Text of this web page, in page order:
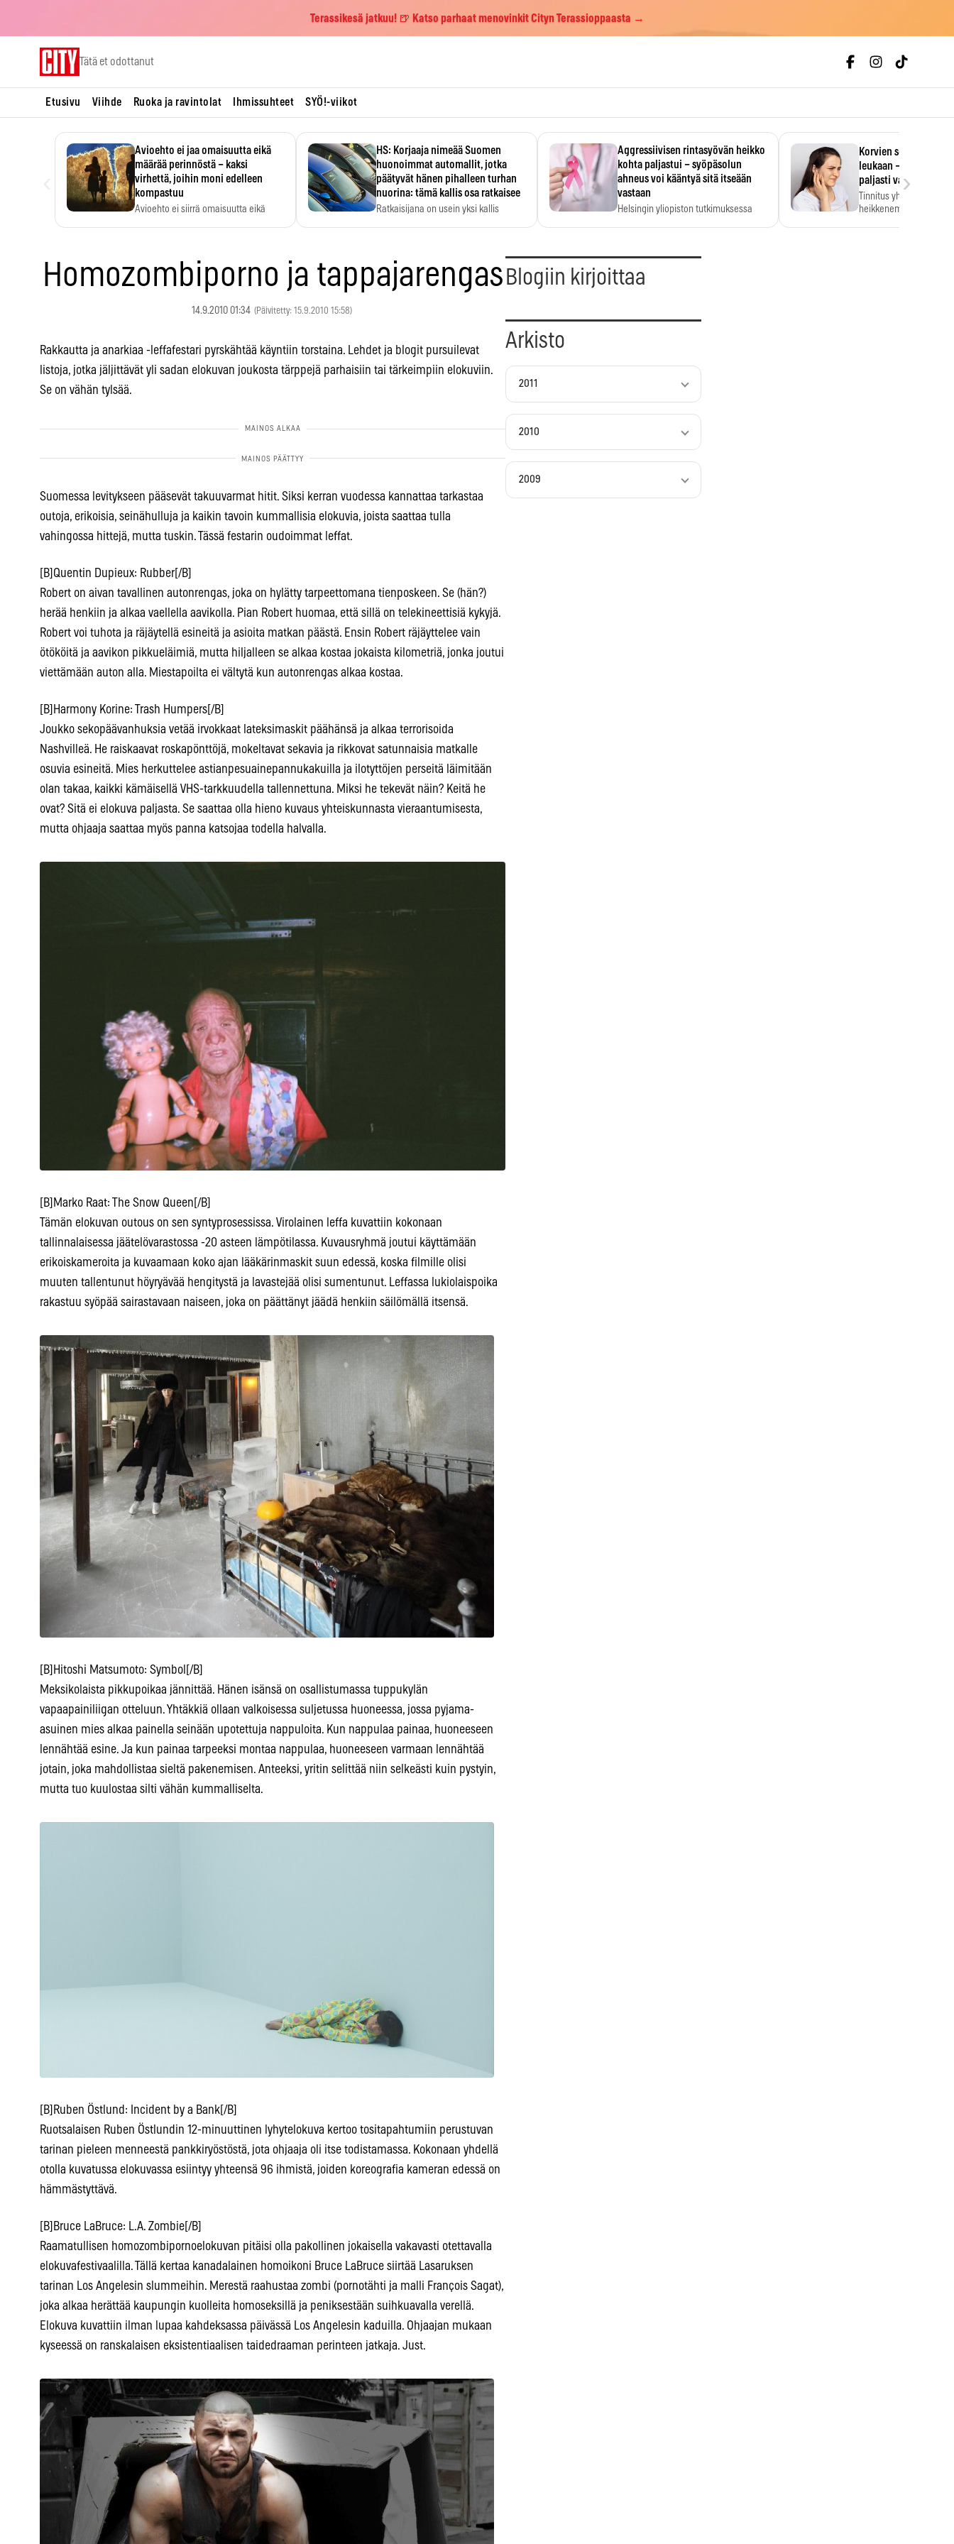
Terassikesä jatkuu! 🍺 Katso parhaat menovinkit Cityn Terassioppaasta →
Tätä et odottanut
Etusivu Viihde Ruoka ja ravintolat Ihmissuhteet SYÖ!-viikot
Avioehto ei jaa omaisuutta eikä
määrää perinnöstä – kaksi
virhettä, joihin moni edelleen
kompastuu
Avioehto ei siirrä omaisuutta eikä
HS: Korjaaja nimeää Suomen
huonoimmat automallit, jotka
päätyvät hänen pihalleen turhan
nuorina: tämä kallis osa ratkaisee
Ratkaisijana on usein yksi kallis
Aggressiivisen rintasyövän heikko
kohta paljastui – syöpäsolun
ahneus voi kääntyä sitä itseään
vastaan
Helsingin yliopiston tutkimuksessa
Korvien soiminen
leukaan – 47 349
paljasti vahvan
Tinnitus yhdistetään
heikkenemiseen.
›
Homozombiporno ja tappajarengas
14.9.2010 01:34 (Päivitetty: 15.9.2010 15:58)
Rakkautta ja anarkiaa -leffafestari pyrskähtää käyntiin torstaina. Lehdet ja blogit pursuilevat
listoja, jotka jäljittävät yli sadan elokuvan joukosta tärppejä parhaisiin tai tärkeimpiin elokuviin.
Se on vähän tylsää.
Suomessa levitykseen pääsevät takuuvarmat hitit. Siksi kerran vuodessa kannattaa tarkastaa
outoja, erikoisia, seinähulluja ja kaikin tavoin kummallisia elokuvia, joista saattaa tulla
vahingossa hittejä, mutta tuskin. Tässä festarin oudoimmat leffat.
[B]Quentin Dupieux: Rubber[/B]
Robert on aivan tavallinen autonrengas, joka on hylätty tarpeettomana tienposkeen. Se (hän?)
herää henkiin ja alkaa vaellella aavikolla. Pian Robert huomaa, että sillä on telekineettisiä kykyjä.
Robert voi tuhota ja räjäytellä esineitä ja asioita matkan päästä. Ensin Robert räjäyttelee vain
ötököitä ja aavikon pikkueläimiä, mutta hiljalleen se alkaa kostaa jokaista kilometriä, jonka joutui
viettämään auton alla. Miestapoilta ei vältytä kun autonrengas alkaa kostaa.
[B]Harmony Korine: Trash Humpers[/B]
Joukko sekopäävanhuksia vetää irvokkaat lateksimaskit päähänsä ja alkaa terrorisoida
Nashvilleä. He raiskaavat roskapönttöjä, mokeltavat sekavia ja rikkovat satunnaisia matkalle
osuvia esineitä. Mies herkuttelee astianpesuainepannukakuilla ja ilotyttöjen perseitä läimitään
olan takaa, kaikki kämäisellä VHS-tarkkuudella tallennettuna. Miksi he tekevät näin? Keitä he
ovat? Sitä ei elokuva paljasta. Se saattaa olla hieno kuvaus yhteiskunnasta vieraantumisesta,
mutta ohjaaja saattaa myös panna katsojaa todella halvalla.
[B]Marko Raat: The Snow Queen[/B]
Tämän elokuvan outous on sen syntyprosessissa. Virolainen leffa kuvattiin kokonaan
tallinnalaisessa jäätelövarastossa -20 asteen lämpötilassa. Kuvausryhmä joutui käyttämään
erikoiskameroita ja kuvaamaan koko ajan lääkärinmaskit suun edessä, koska filmille olisi
muuten tallentunut höyryävää hengitystä ja lavastejää olisi sumentunut. Leffassa lukiolaispoika
rakastuu syöpää sairastavaan naiseen, joka on päättänyt jäädä henkiin säilömällä itsensä.
[B]Hitoshi Matsumoto: Symbol[/B]
Meksikolaista pikkupoikaa jännittää. Hänen isänsä on osallistumassa tuppukylän
vapaapainiliigan otteluun. Yhtäkkiä ollaan valkoisessa suljetussa huoneessa, jossa pyjama-
asuinen mies alkaa painella seinään upotettuja nappuloita. Kun nappulaa painaa, huoneeseen
lennähtää esine. Ja kun painaa tarpeeksi montaa nappulaa, huoneeseen varmaan lennähtää
jotain, joka mahdollistaa sieltä pakenemisen. Anteeksi, yritin selittää niin selkeästi kuin pystyin,
mutta tuo kuulostaa silti vähän kummalliselta.
[B]Ruben Östlund: Incident by a Bank[/B]
Ruotsalaisen Ruben Östlundin 12-minuuttinen lyhytelokuva kertoo tositapahtumiin perustuvan
tarinan pieleen menneestä pankkiryöstöstä, jota ohjaaja oli itse todistamassa. Kokonaan yhdellä
otolla kuvatussa elokuvassa esiintyy yhteensä 96 ihmistä, joiden koreografia kameran edessä on
hämmästyttävä.
[B]Bruce LaBruce: L.A. Zombie[/B]
Raamatullisen homozombipornoelokuvan pitäisi olla pakollinen jokaisella vakavasti otettavalla
elokuvafestivaalilla. Tällä kertaa kanadalainen homoikoni Bruce LaBruce siirtää Lasaruksen
tarinan Los Angelesin slummeihin. Merestä raahustaa zombi (pornotähti ja malli François Sagat),
joka alkaa herättää kaupungin kuolleita homoseksillä ja peniksestään suihkuavalla verellä.
Elokuva kuvattiin ilman lupaa kahdeksassa päivässä Los Angelesin kaduilla. Ohjaajan mukaan
kyseessä on ranskalaisen eksistentiaalisen taidedraaman perinteen jatkaja. Just.
Blogiin kirjoittaa
Arkisto
2011
2010
2009